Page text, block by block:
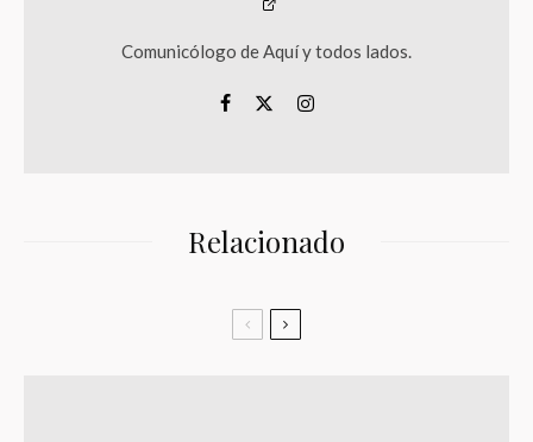
Comunicólogo de Aquí y todos lados.
Relacionado